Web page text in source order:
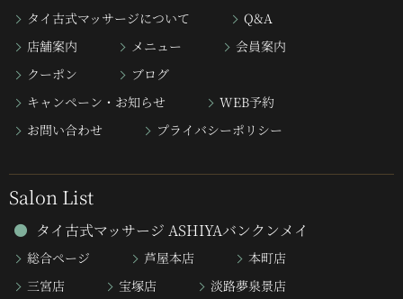
タイ古式マッサージについて
Q&A
店舗案内
メニュー
会員案内
クーポン
ブログ
キャンペーン・お知らせ
WEB予約
お問い合わせ
プライバシーポリシー
Salon List
タイ古式マッサージ ASHIYAバンクンメイ
総合ページ 芦屋本店
本町店
三宮店
宝塚店
淡路夢泉景店